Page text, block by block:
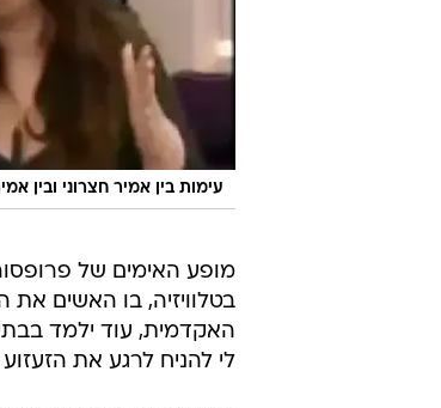
עימות בין אמיר חצרוני ובין
מופע האימים של
בטלוויזיה, בו האשים את
האקדמית, עוד ילמד
לי להניח לרגע את